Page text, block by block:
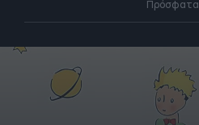
Πρόσφατα